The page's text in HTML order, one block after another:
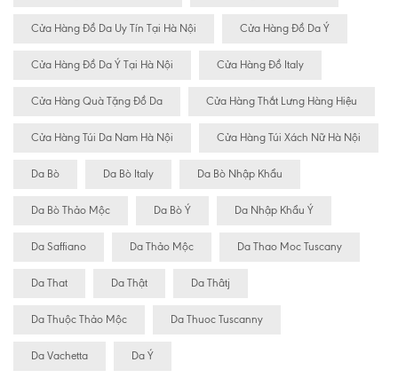
Cửa Hàng Đồ Da Uy Tín Tại Hà Nội Cửa Hàng Đồ Da Ý
Cửa Hàng Đồ Da Ý Tại Hà Nội Cửa Hàng Đồ Italy
Cửa Hàng Quà Tặng Đồ Da Cửa Hàng Thắt Lưng Hàng Hiệu
Cửa Hàng Túi Da Nam Hà Nội Cửa Hàng Túi Xách Nữ Hà Nội
Da Bò Da Bò Italy Da Bò Nhập Khẩu
Da Bò Thảo Mộc Da Bò Ý Da Nhập Khẩu Ý
Da Saffiano Da Thảo Mộc Da Thao Moc Tuscany
Da That Da Thật Da Thâtj
Da Thuộc Thảo Mộc Da Thuoc Tuscanny
Da Vachetta Da Ý